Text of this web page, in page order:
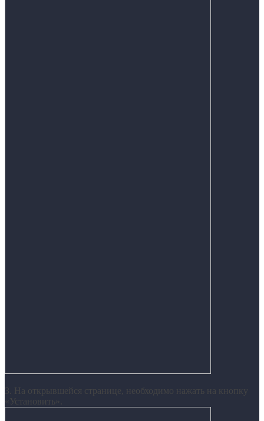
3. На открывшейся странице, необходимо нажать на кнопку
«Установить».